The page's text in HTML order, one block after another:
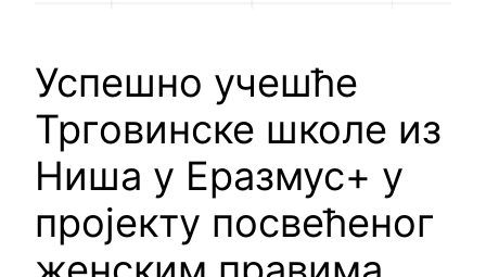
Успешно учешће
Трговинске школе из
Ниша у Еразмус+ у
пројекту посвећеног